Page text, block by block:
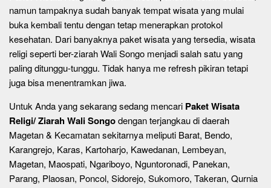
namun tampaknya sudah banyak tempat wisata yang mulai
buka kembali tentu dengan tetap menerapkan protokol
kesehatan. Dari banyaknya paket wisata yang tersedia, wisata
religi seperti ber-ziarah Wali Songo menjadi salah satu yang
paling ditunggu-tunggu. Tidak hanya me refresh pikiran tetapi
juga bisa menentramkan jiwa.
Untuk Anda yang sekarang sedang mencari Paket Wisata
Religi/ Ziarah Wali Songodengan terjangkau di daerah
Magetan & Kecamatan sekitarnya meliputi Barat, Bendo,
Karangrejo, Karas, Kartoharjo, Kawedanan, Lembeyan,
Magetan, Maospati, Ngariboyo, Nguntoronadi, Panekan,
Parang, Plaosan, Poncol, Sidorejo, Sukomoro, Takeran, Qurnia